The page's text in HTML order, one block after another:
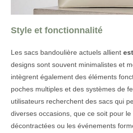
Style et fonctionnalité
Les sacs bandoulière actuels allient
designs sont souvent minimalistes et
intègrent également des éléments
poches multiples et des systèmes de
utilisateurs recherchent des sacs qui
diverses occasions, que ce soit pour
décontractées ou les événements